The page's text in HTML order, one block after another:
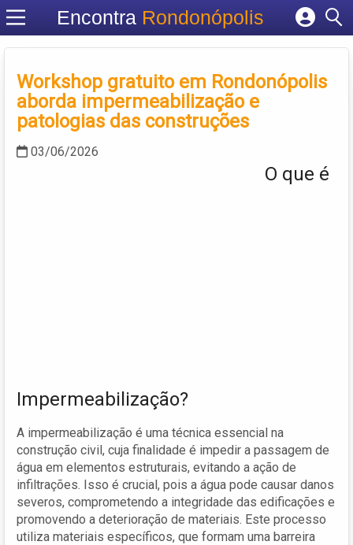
Encontra Rondonópolis
Cadastrar empresa
Criar conta
Workshop gratuito em Rondonópolis
aborda impermeabilização e
patologias das construções
03/06/2026
O que é
Impermeabilização?
A impermeabilização é uma técnica essencial na
construção civil, cuja finalidade é impedir a passagem de
água em elementos estruturais, evitando a ação de
infiltrações. Isso é crucial, pois a água pode causar danos
severos, comprometendo a integridade das edificações e
promovendo a deterioração de materiais. Este processo
utiliza materiais específicos, que formam uma barreira